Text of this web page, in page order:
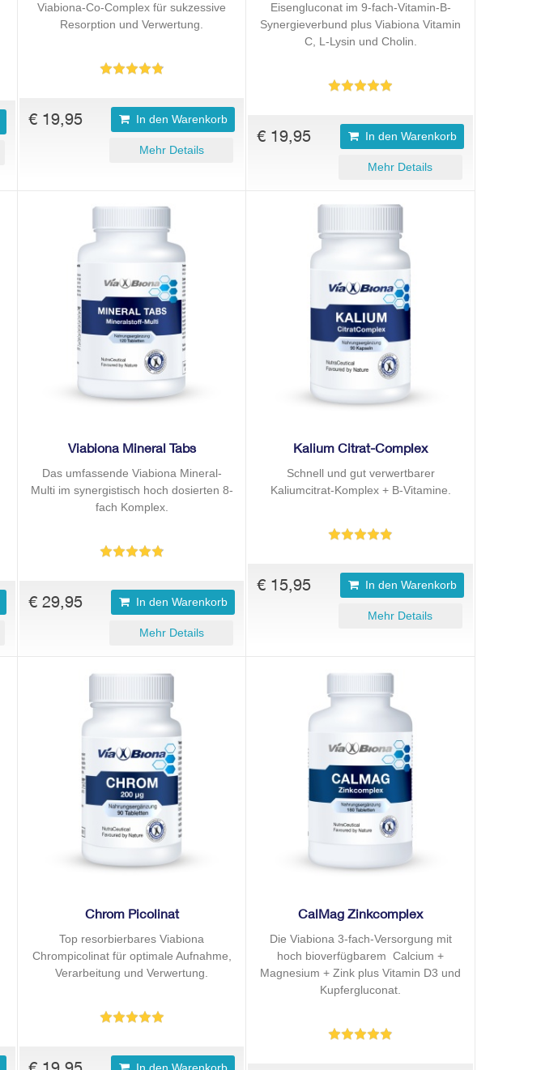
Viabiona-Co-Complex für sukzessive
Resorption und Verwertung.
In den Warenkorb
Mehr Details
€ 19,95
Eisengluconat im 9-fach-Vitamin-B-
Synergieverbund plus Viabiona Vitamin
C, L-Lysin und Cholin.
In den Warenkorb
Mehr Details
€ 19,95
Viabiona Mineral Tabs
Das umfassende Viabiona Mineral-
Multi im synergistisch hoch dosierten 8-
fach Komplex.
In den Warenkorb
Mehr Details
€ 29,95
Kalium Citrat-Complex
Schnell und gut verwertbarer
Kaliumcitrat-Komplex + B-Vitamine.
In den Warenkorb
Mehr Details
€ 15,95
Chrom Picolinat
Top resorbierbares Viabiona
Chrompicolinat für optimale Aufnahme,
Verarbeitung und Verwertung.
CalMag Zinkcomplex
Die Viabiona 3-fach-Versorgung mit
hoch bioverfügbarem Calcium +
Magnesium + Zink plus Vitamin D3 und
Kupfergluconat.